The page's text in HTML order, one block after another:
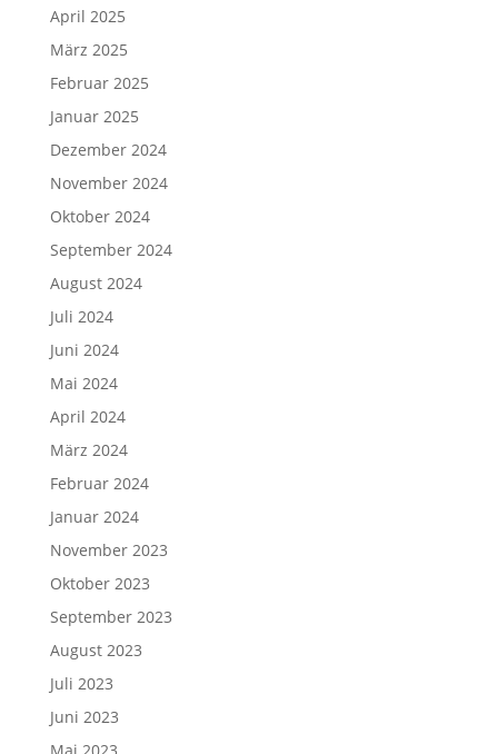
April 2025
März 2025
Februar 2025
Januar 2025
Dezember 2024
November 2024
Oktober 2024
September 2024
August 2024
Juli 2024
Juni 2024
Mai 2024
April 2024
März 2024
Februar 2024
Januar 2024
November 2023
Oktober 2023
September 2023
August 2023
Juli 2023
Juni 2023